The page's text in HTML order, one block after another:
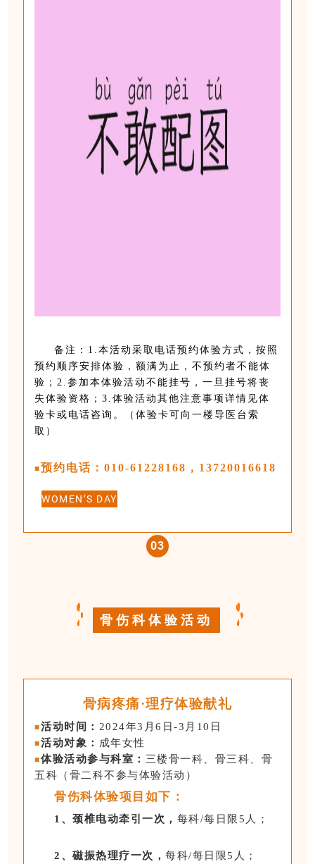
备注：1.本活动采取电话预约体验方式，按照
预约顺序安排体验，额满为止，不预约者不能体
验；2.参加本体验活动不能挂号，一旦挂号将丧
失体验资格；3.体验活动其他注意事项详情见体
验卡或电话咨询。（体验卡可向一楼导医台索
取）
■预约电话：010-61228168，13720016618
WOMEN’S DAY
03
骨伤科体验活动
骨病疼痛·理疗体验献礼
■活动时间： 2024年3月6日-3月10日
■活动对象： 成年女性
■体验活动参与科室： 三楼骨一科、骨三科、骨
五科（骨二科不参与体验活动）
骨伤科体验项目如下：
1、颈椎电动牵引一次， 每科/每日限5人；
2、磁振热理疗一次，每科/每日限5人；